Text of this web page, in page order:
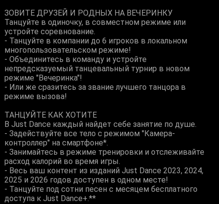
ЗОВИТЕ ДРУЗЕЙ И РОДНЫХ НА ВЕЧЕРИНКУ
Танцуйте в одиночку, в совместном режиме или
устройте соревнование.
- Танцуйте в компании до 6 игроков в локальном
многопользовательском режиме!
- Объединитесь в команду и устройте
непредсказуемый танцевальный турнир в новом
режиме "Вечеринка"!
- Или же сразитесь за звание лучшего танцора в
режиме вызова!
ТАНЦУЙТЕ КАК ХОТИТЕ
В Just Dance каждый найдет себе занятие по душе.
- Задействуйте все тело с режимом "Камера-
контроллер" на смартфоне*.
- Занимайтесь в режиме тренировки и отслеживайте
расход калорий во время игры.
- Весь ваш контент из изданий Just Dance 2023, 2024,
2025 и 2026 годов доступен в одном месте!
- Танцуйте под сотни песен с месяцем бесплатного
доступа к Just Dance+.**